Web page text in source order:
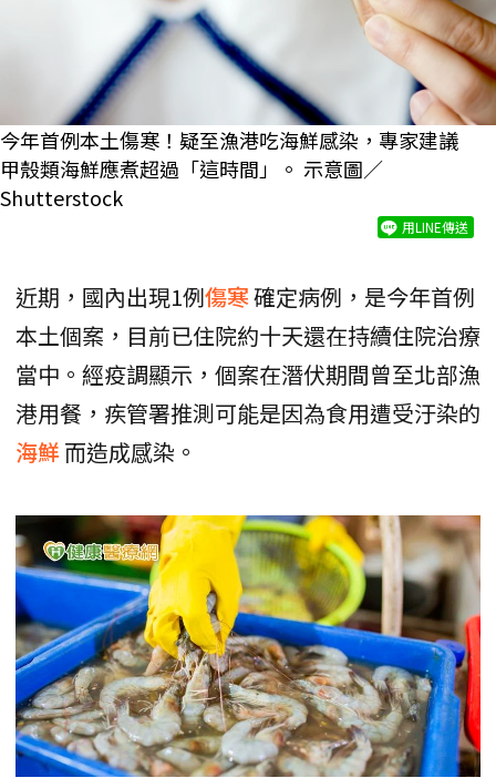
今年首例本土傷寒！疑至漁港吃海鮮感染，專家建議
甲殼類海鮮應煮超過「這時間」。 示意圖／
Shutterstock
用LINE傳送
近期，國內出現1例傷寒確定病例，是今年首例
本土個案，目前已住院約十天還在持續住院治療
當中。經疫調顯示，個案在潛伏期間曾至北部漁
港用餐，疾管署推測可能是因為食用遭受汙染的
海鮮 而造成感染。